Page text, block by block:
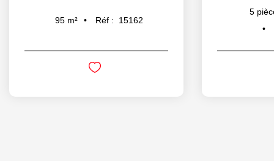
95 m² Réf : 15162
5